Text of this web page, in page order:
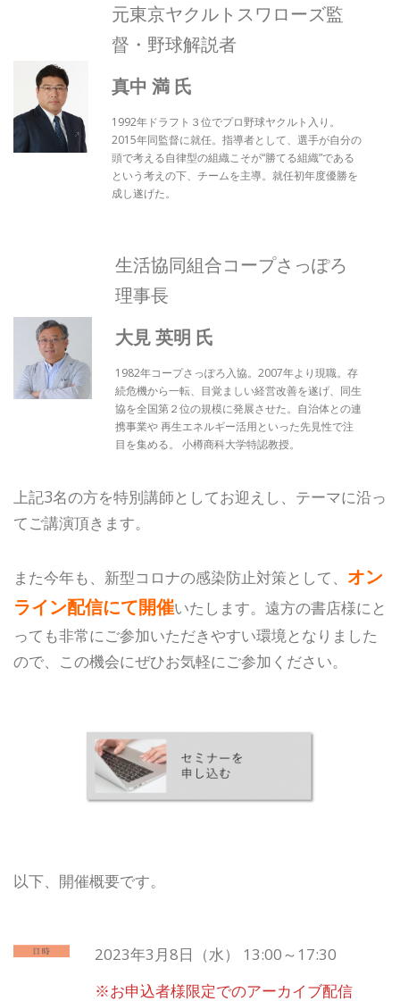
元東京ヤクルトスワローズ監
督・野球解説者
真中 満 氏
1992年ドラフト３位でプロ野球ヤクルト入り。
2015年同監督に就任。指導者として、選手が自分の
頭で考える自律型の組織こそが“勝てる組織”である
という考えの下、チームを主導。就任初年度優勝を
成し遂げた。
生活協同組合コープさっぽろ
理事長
大見 英明 氏
1982年コープさっぽろ入協。2007年より現職。存
続危機から一転、目覚ましい経営改善を遂げ、同生
協を全国第２位の規模に発展させた。自治体との連
携事業や 再生エネルギー活用といった先見性で注
目を集める。 小樽商科大学特認教授。
上記3名の方を特別講師としてお迎えし、テーマに沿っ
てご講演頂きます。
また今年も、新型コロナの感染防止対策として、 オン
ライン配信にて開催いたします。遠方の書店様にと
っても非常にご参加いただきやすい環境となりました
ので、この機会にぜひお気軽にご参加ください。
以下、開催概要です。
2023年3月8日（水） 13:00～17:30
※お申込者様限定でのアーカイブ配信